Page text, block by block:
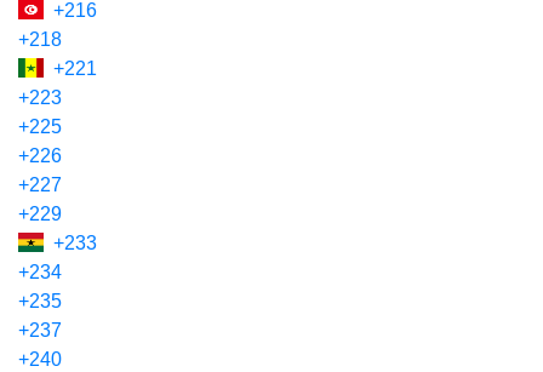
+216
+218
+221
+223
+225
+226
+227
+229
+233
+234
+235
+237
+240